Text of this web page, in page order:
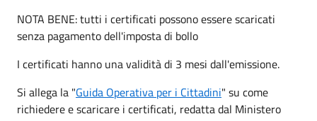
NOTA BENE: tutti i certificati possono essere scaricati
senza pagamento dell'imposta di bollo
I certificati hanno una validità di 3 mesi dall'emissione.
Si allega la "Guida Operativa per i Cittadini" su come
richiedere e scaricare i certificati, redatta dal Ministero